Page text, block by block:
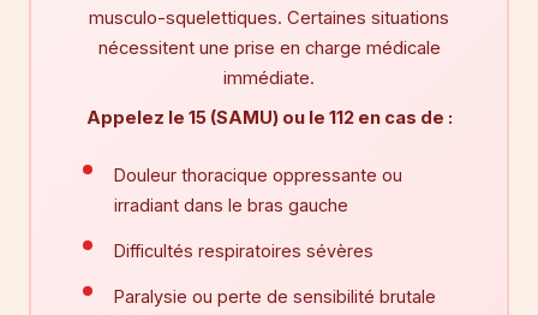
musculo-squelettiques. Certaines situations
nécessitent une prise en charge médicale
immédiate.
Appelez le 15 (SAMU) ou le 112 en cas de :
Douleur thoracique oppressante ou
irradiant dans le bras gauche
Difficultés respiratoires sévères
Paralysie ou perte de sensibilité brutale